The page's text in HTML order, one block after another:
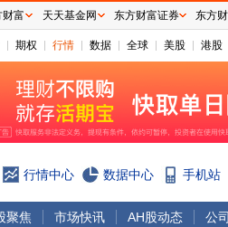
期权 行情 数据 全球 美股 港股
行情中心 数据中心 手机站
聚焦 市场快讯 AH股动态 公
财富 天天基金网 东方财富证券 东方